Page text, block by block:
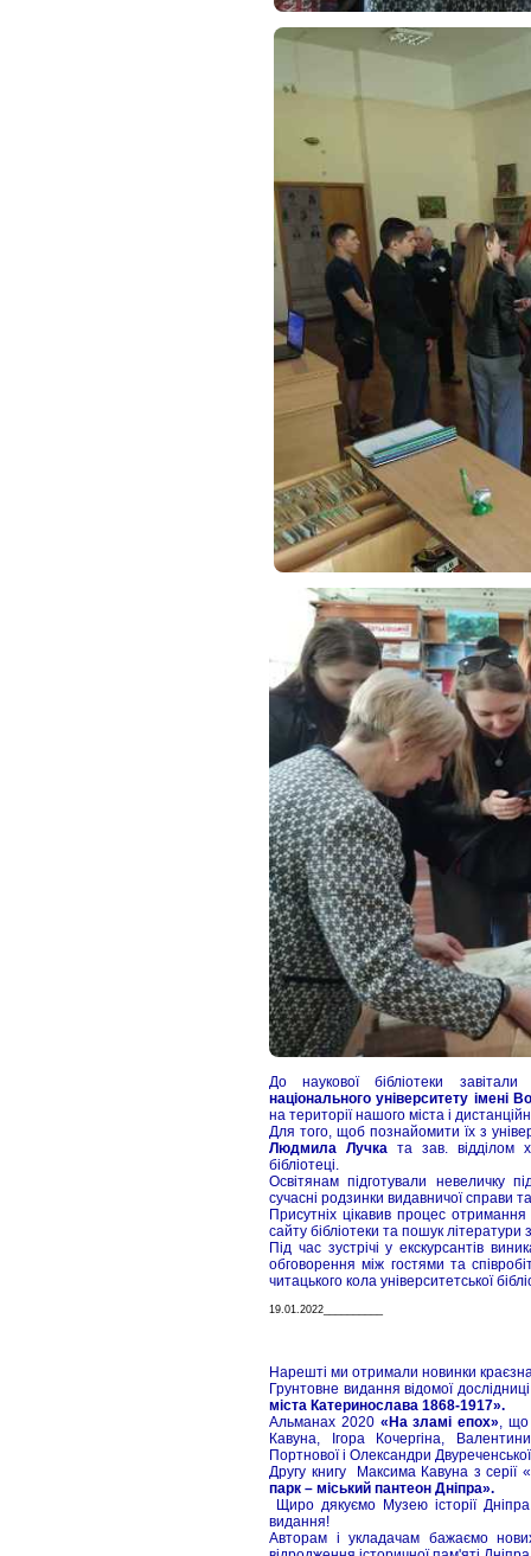
До наукової бібліотеки
національного університету імені
на території нашого міста і
Для того, щоб познайомити їх з
Людмила Лучка та зав. відділом
бібліотеці.
Освітянам підготували невеличку
сучасні родзинки видавничої справи
Присутніх цікавив процес
сайту бібліотеки та пошук
Під час зустрічі у екскурсантів
обговорення між гостями та
читацького кола університетської
19.01.2022__________
Нарешті ми отримали новинки
Грунтовне видання відомої
міста Катеринослава 1868-1917».
Альманах 2020 «На зламі епох», що
Кавуна, Ігора Кочергіна,
Портнової і Олександри
Другу книгу Максима Кавуна з серії
парк – міський пантеон Дніпра».
Щиро дякуємо Музею історії
видання!
Авторам і укладачам бажаємо